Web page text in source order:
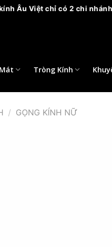
chỉ có 2 chi nhánh , CN1
Tròng Kính
/ GỌNG KÍNH NỮ